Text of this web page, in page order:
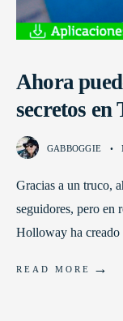
Ahora
secretos
GABBOGGIE •
Gracias a un truco,
seguidores, pero en
Holloway ha creado
READ MORE →